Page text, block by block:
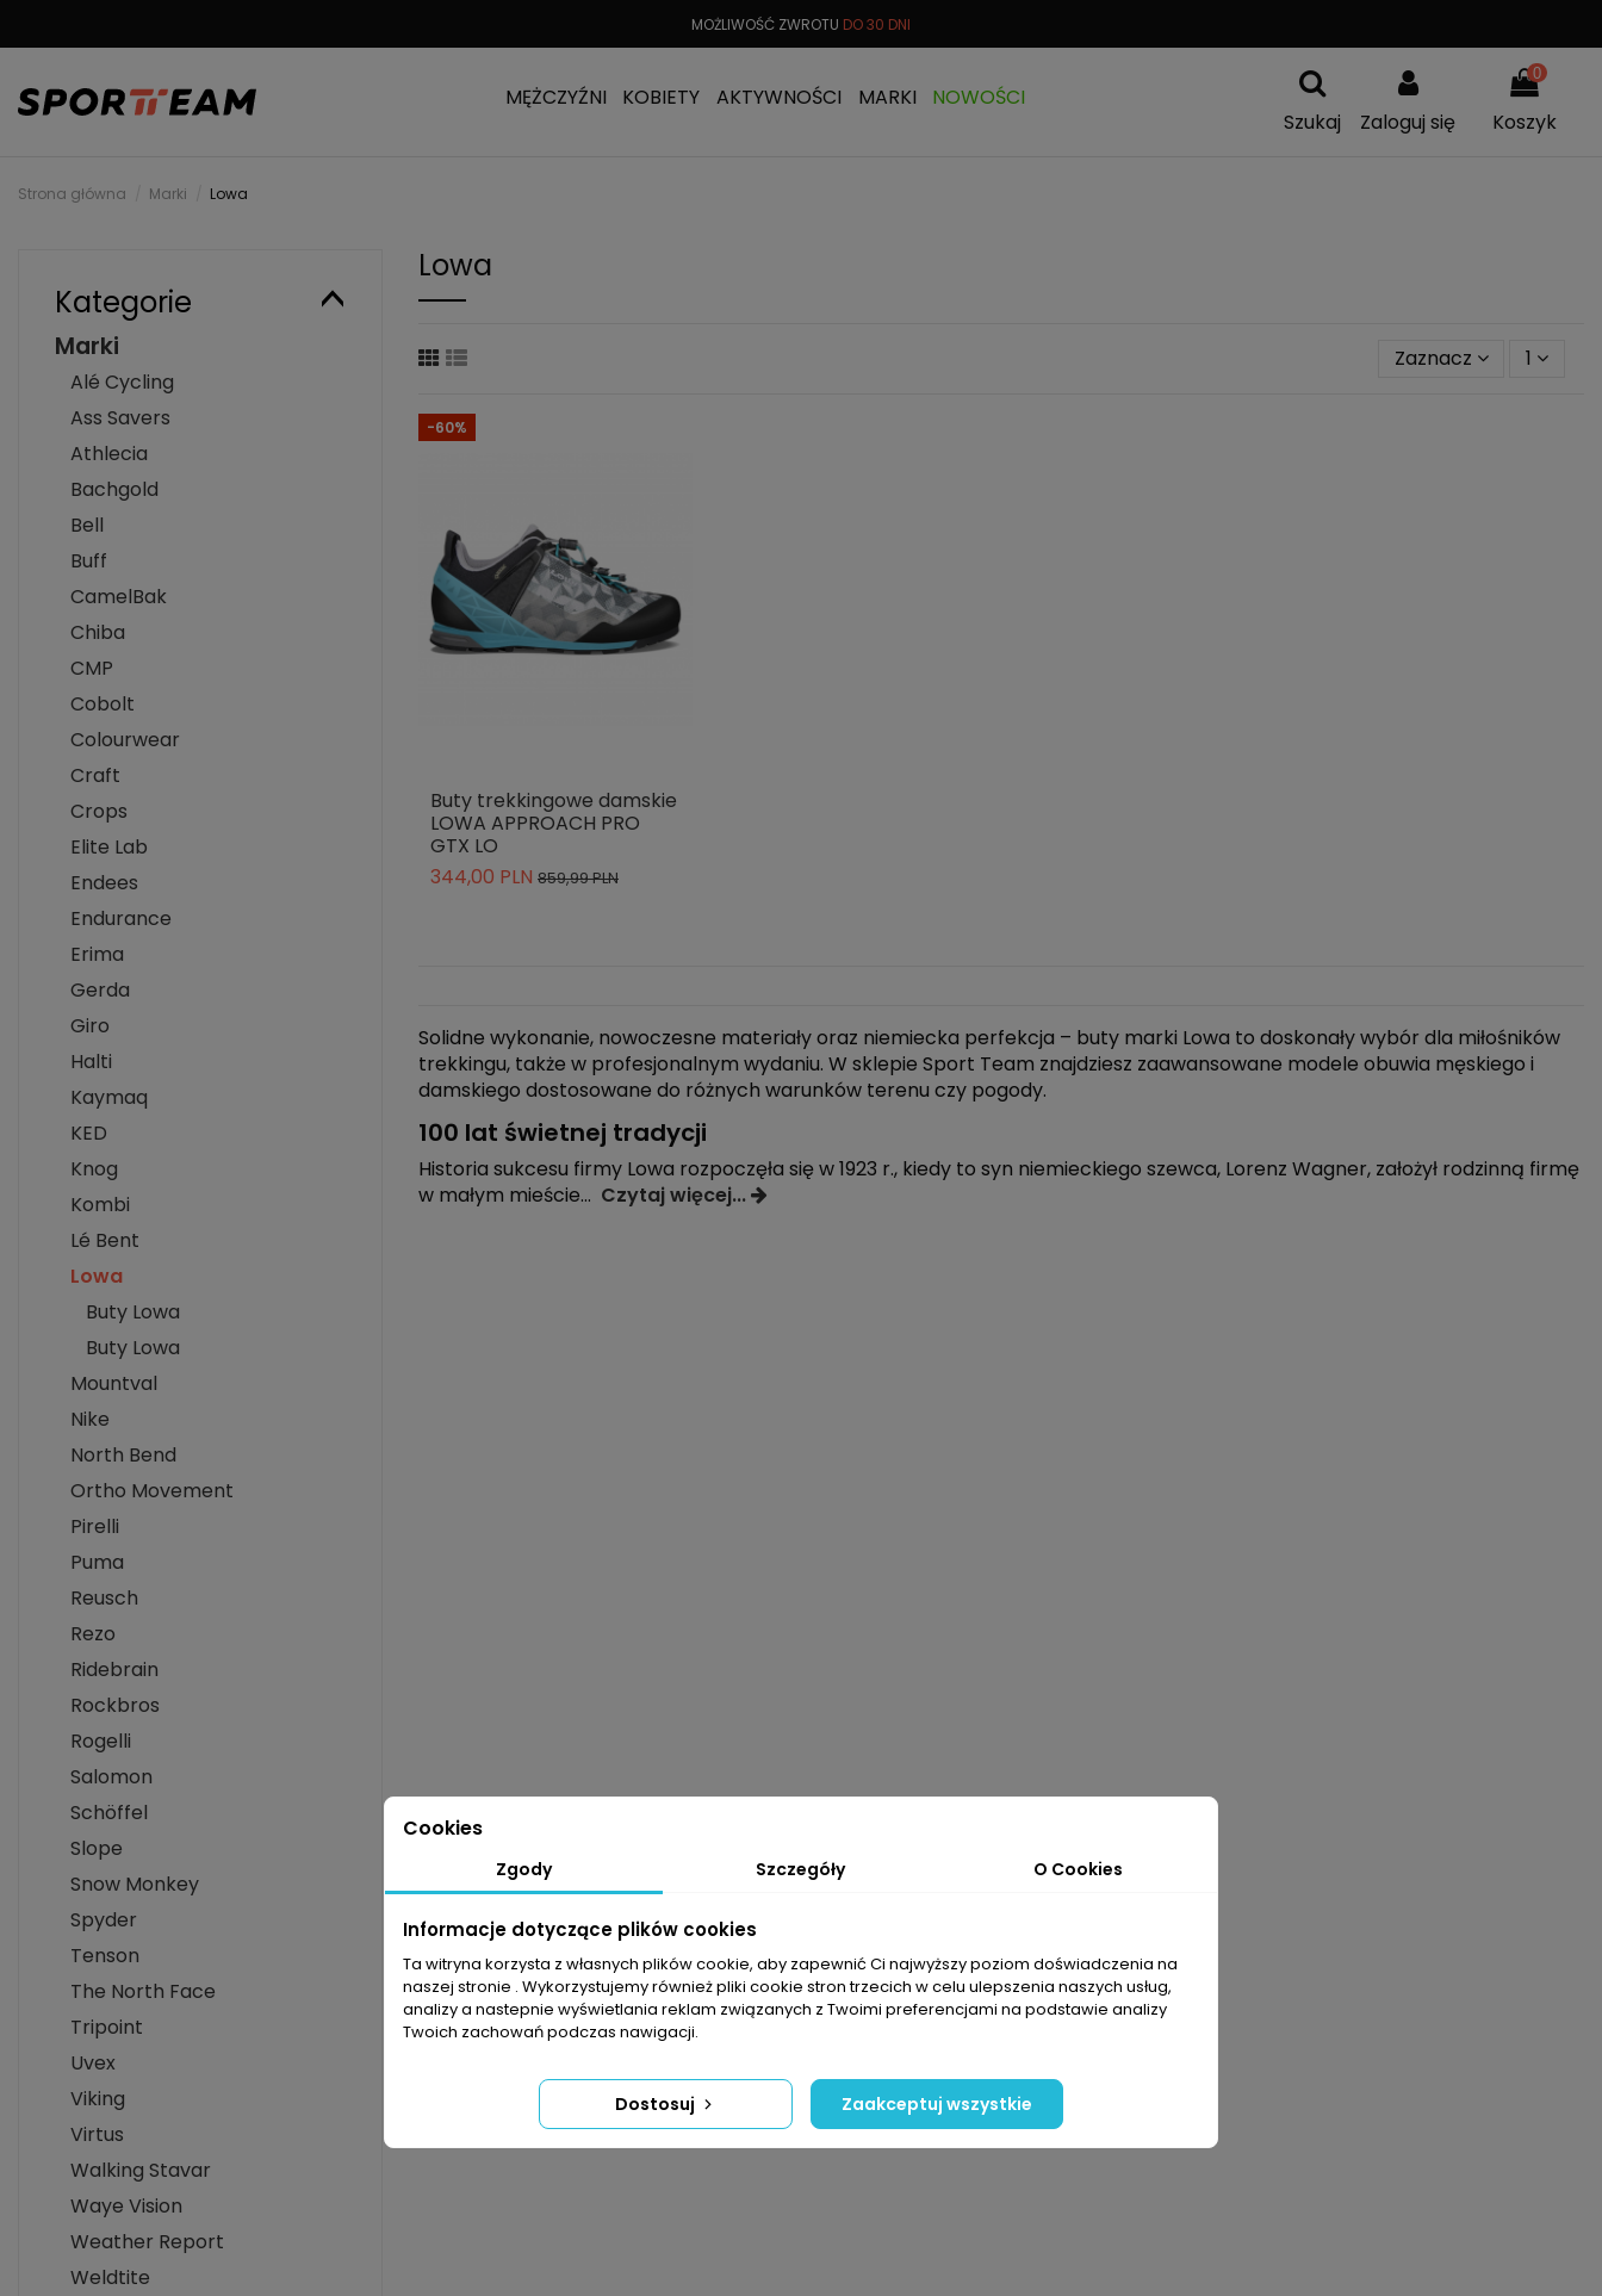
MOŻLIWOŚĆ ZWROTU DO 30 DNI
MĘŻCZYŹNI KOBIETY AKTYWNOŚCI MARKI
NOWOŚCI
Szukaj
Zaloguj się
0
Koszyk
Strona główna Marki Lowa
Lowa
Zaznacz 1
-60%
Buty trekkingowe damskie
LOWA APPROACH PRO
GTX LO
344,00 PLN 859,99 PLN
Solidne wykonanie, nowoczesne materiały oraz niemiecka perfekcja – buty marki Lowa to doskonały wybór dla miłośników
trekkingu, także w profesjonalnym wydaniu. W sklepie Sport Team znajdziesz zaawansowane modele obuwia męskiego i
damskiego dostosowane do różnych warunków terenu czy pogody.
100 lat świetnej tradycji
Historia sukcesu firmy Lowa rozpoczęła się w 1923 r., kiedy to syn niemieckiego szewca, Lorenz Wagner, założył rodzinną firmę
w małym mieście... Czytaj więcej...
Kategorie
Marki
Alé Cycling
Ass Savers
Athlecia
Bachgold
Bell
Buff
CamelBak
Chiba
CMP
Cobolt
Colourwear
Craft
Crops
Elite Lab
Endees
Endurance
Erima
Gerda
Giro
Halti
Kaymaq
KED
Knog
Kombi
Lé Bent
Lowa
Buty Lowa
Buty Lowa
Mountval
Nike
North Bend
Ortho Movement
Pirelli
Puma
Reusch
Rezo
Ridebrain
Rockbros
Rogelli
Salomon
Schöffel
Slope
Snow Monkey
Spyder
Tenson
The North Face
Tripoint
Uvex
Viking
Virtus
Walking Stavar
Waye Vision
Weather Report
Weldtite
Cookies
Zgody Szczegóły O Cookies
Informacje dotyczące plików cookies
Ta witryna korzysta z własnych plików cookie, aby zapewnić Ci najwyższy poziom doświadczenia na
naszej stronie . Wykorzystujemy również pliki cookie stron trzecich w celu ulepszenia naszych usług,
analizy a nastepnie wyświetlania reklam związanych z Twoimi preferencjami na podstawie analizy
Twoich zachowań podczas nawigacji.
Dostosuj Zaakceptuj wszystkie